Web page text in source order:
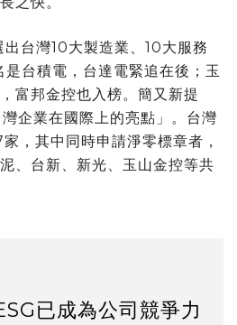
台灣10大製造業、10大服務
台積電，台達電緊追在後；玉
富邦金控也入榜。簡又新提
企業在國際上的亮點」。台灣
，其中同時申請淨零標章者，
、台新、新光、玉山金控等共
已成為公司競爭力